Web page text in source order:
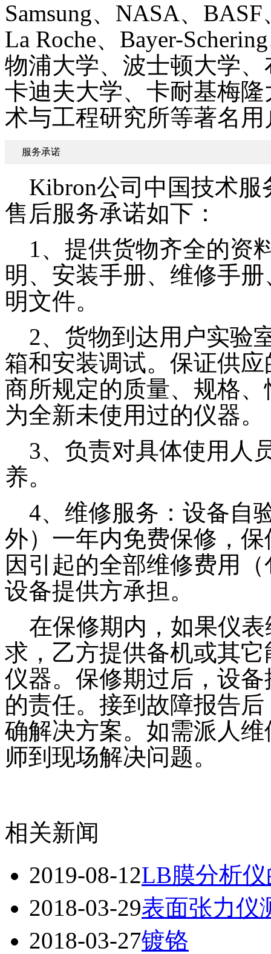
Samsung、NASA、
La Roche、Bayer-
物浦大学、波士顿大学
卡迪夫大学、卡耐基梅
术与工程研究所等著名用
服务承诺
Kibron公司中国技术服
售后服务承诺如下：
1、提供货物齐全的资
明、安装手册、维修手
明文件。
2、货物到达用户实验
箱和安装调试。保证供
商所规定的质量、规格
为全新未使用过的仪器。
3、负责对具体使用人
养。
4、维修服务：设备自
外）一年内免费保修，
因引起的全部维修费用
设备提供方承担。
在保修期内，如果仪表
求，乙方提供备机或其
仪器。保修期过后，设
的责任。接到故障报告
确解决方案。如需派人
师到现场解决问题。
相关新闻
2019-08-12LB膜分析
2018-03-29表面张力仪
2018-03-27镀铬